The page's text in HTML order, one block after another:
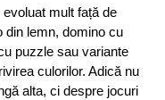
evoluat mult față de
din lemn, domino cu
puzzle sau variante
culorilor. Adică nu
alta, ci despre jocuri